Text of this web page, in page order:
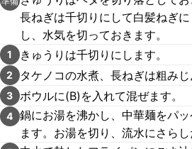
長ねぎは千切りにして白髪ねぎ
し、水気を切っておきます。
1 きゅうりは千切りにします。
2 タケノコの水煮、長ねぎは粗みじ
3 ボウルに(B)を入れて混ぜます。
4 鍋にお湯を沸かし、中華麺をパ
ます。お湯を切り、流水にさらし